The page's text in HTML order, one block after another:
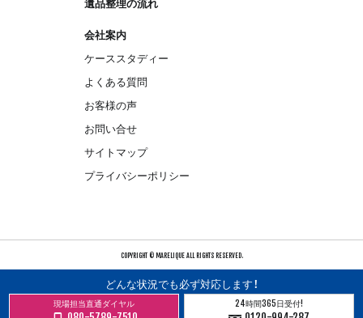
会社案内
ケーススタディー
よくある質問
お客様の声
お問い合せ
サイトマップ
プライバシーポリシー
どんな状況でも必ず対応します！
現場担当直通ダイヤル 24時間365日受付!
COPYRIGHT © MARELIQUE ALL RIGHTS RESERVED.